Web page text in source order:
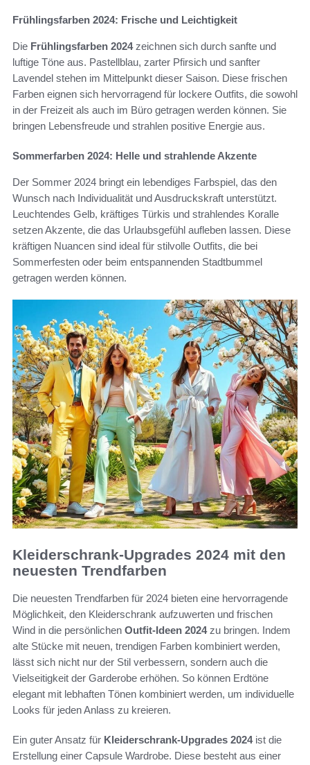
Frühlingsfarben 2024: Frische und Leichtigkeit
Die Frühlingsfarben 2024zeichnen sich durch sanfte und
luftige Töne aus. Pastellblau, zarter Pfirsich und sanfter
Lavendel stehen im Mittelpunkt dieser Saison. Diese frischen
Farben eignen sich hervorragend für lockere Outfits, die sowohl
in der Freizeit als auch im Büro getragen werden können. Sie
bringen Lebensfreude und strahlen positive Energie aus.
Sommerfarben 2024: Helle und strahlende Akzente
Der Sommer 2024 bringt ein lebendiges Farbspiel, das den
Wunsch nach Individualität und Ausdruckskraft unterstützt.
Leuchtendes Gelb, kräftiges Türkis und strahlendes Koralle
setzen Akzente, die das Urlaubsgefühl aufleben lassen. Diese
kräftigen Nuancen sind ideal für stilvolle Outfits, die bei
Sommerfesten oder beim entspannenden Stadtbummel
getragen werden können.
Kleiderschrank-Upgrades 2024 mit den
neuesten Trendfarben
Die neuesten Trendfarben für 2024 bieten eine hervorragende
Möglichkeit, den Kleiderschrank aufzuwerten und frischen
Wind in die persönlichen Outfit-Ideen 2024zu bringen. Indem
alte Stücke mit neuen, trendigen Farben kombiniert werden,
lässt sich nicht nur der Stil verbessern, sondern auch die
Vielseitigkeit der Garderobe erhöhen. So können Erdtöne
elegant mit lebhaften Tönen kombiniert werden, um individuelle
Looks für jeden Anlass zu kreieren.
Ein guter Ansatz für Kleiderschrank-Upgrades 2024ist die
Erstellung einer Capsule Wardrobe. Diese besteht aus einer